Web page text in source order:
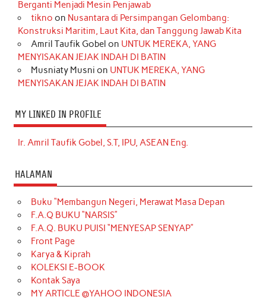
Berganti Menjadi Mesin Penjawab
tikno on Nusantara di Persimpangan Gelombang:
Konstruksi Maritim, Laut Kita, dan Tanggung Jawab Kita
Amril Taufik Gobel on UNTUK MEREKA, YANG
MENYISAKAN JEJAK INDAH DI BATIN
Musniaty Musni on UNTUK MEREKA, YANG
MENYISAKAN JEJAK INDAH DI BATIN
MY LINKED IN PROFILE
Ir. Amril Taufik Gobel, S.T, IPU, ASEAN Eng.
HALAMAN
Buku “Membangun Negeri, Merawat Masa Depan
F.A.Q BUKU “NARSIS”
F.A.Q. BUKU PUISI “MENYESAP SENYAP”
Front Page
Karya & Kiprah
KOLEKSI E-BOOK
Kontak Saya
MY ARTICLE @YAHOO INDONESIA